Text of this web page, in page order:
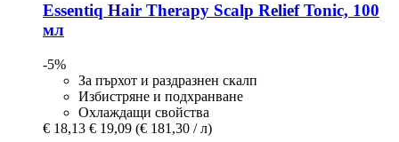
Essentiq Hair Therapy Scalp Relief Tonic, 100
мл
-5%
За пърхот и раздразнен скалп
Избистряне и подхранване
Охлаждащи свойства
€ 18,13 € 19,09 (€ 181,30 / л)